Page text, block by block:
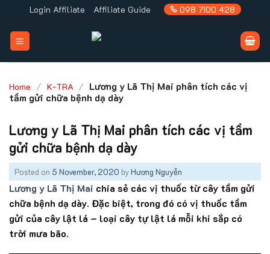
to
content
Login Affiliate Affiliate Guide 098 7100 428
Home / K-TRA / Lương y Lã Thị Mai phân tích các vị
tầm gửi chữa bệnh dạ dày
Lương y Lã Thị Mai phân tích các vị tầm
gửi chữa bệnh dạ dày
Posted on 5 November, 2020 byHương Nguyễn
Lương y Lã Thị Mai chia sẻ các vị thuốc từ cây tầm gửi
chữa bệnh dạ dày. Đặc biệt, trong đó có vị thuốc tầm
gửi của cây lật lá – loại cây tự lật lá mỗi khi sắp có
trời mưa bão.